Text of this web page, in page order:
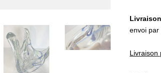
envoi par
Livraison